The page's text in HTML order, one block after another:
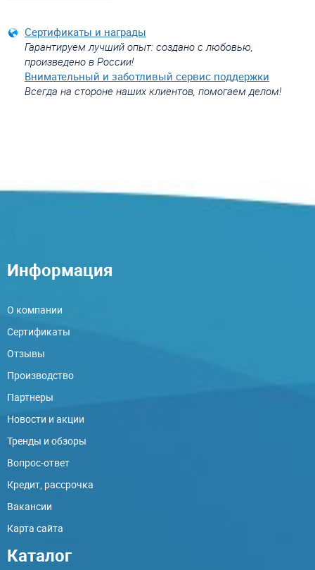
Сертификаты и награды
Гарантируем лучший опыт: создано с любовью,
произведено в России!
Внимательный и заботливый сервис поддержки
Всегда на стороне наших клиентов, помогаем делом!
Информация
О компании
Сертификаты
Отзывы
Производство
Партнеры
Новости и акции
Тренды и обзоры
Вопрос-ответ
Кредит, рассрочка
Вакансии
Карта сайта
Каталог